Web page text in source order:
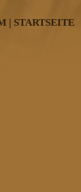
| STARTSEITE